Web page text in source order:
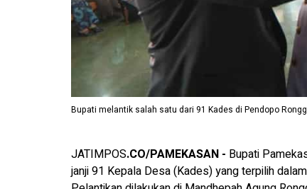
Bupati melantik salah satu dari 91 Kades di Pendopo
JATIMPOS.CO/PAMEKASAN - Bupati
janji 91 Kepala Desa (Kades) yang terpilih